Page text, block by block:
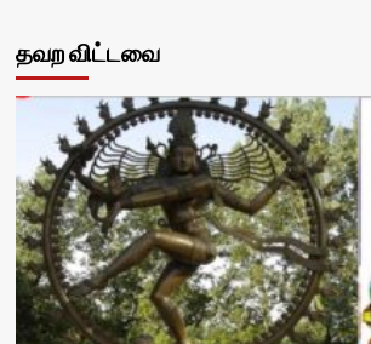
தவற விட்டவை